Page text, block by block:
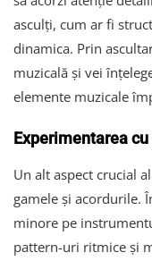
asculți, cum ar fi
dinamica. Prin
muzicală și vei
elemente muzicale
Experimentarea
Un alt aspect crucial
gamele și acordurile.
minore pe
pattern-uri ritmice și